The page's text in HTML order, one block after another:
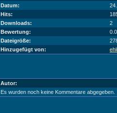
Datum:
Hits:
Downloads:
2
Bewertung:
Dateigröße:
Hinzugefügt von:
Autor:
Es wurden noch keine Kommentare abgegeben.